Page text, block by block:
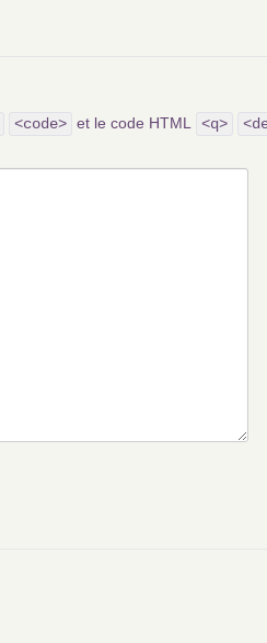
<code> et le code HTML <q>